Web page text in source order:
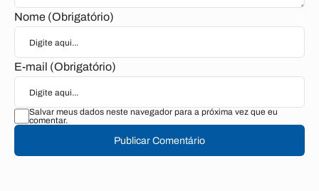
Nome (Obrigatório)
E-mail (Obrigatório)
Salvar meus dados neste navegador para a próxima vez que eu
comentar.
Publicar Comentário